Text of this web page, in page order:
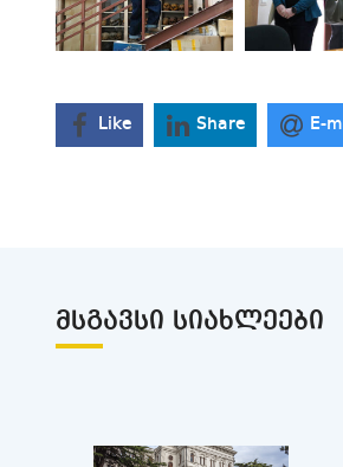
Like Share E-
ᲛᲡᲒᲐᲕᲡᲘ ᲡᲘᲐᲮᲚᲔᲔᲑᲘ